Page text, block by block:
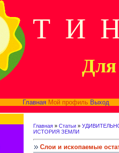
Т И
Для
Главная Мой профиль Выход
Главная » Статьи »
ИСТОРИЯ ЗЕМЛИ
Слои и ископаемые